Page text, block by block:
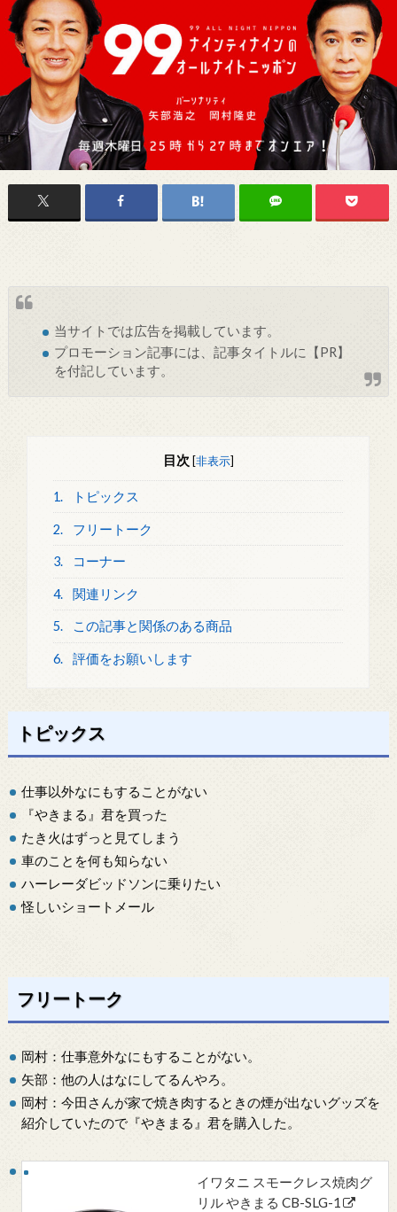
当サイトでは広告を掲載しています。
プロモーション記事には、記事タイトルに【PR】
を付記しています。
目次 [非表示]
1. トピックス
2. フリートーク
3. コーナー
4. 関連リンク
5. この記事と関係のある商品
6. 評価をお願いします
トピックス
仕事以外なにもすることがない
『やきまる』君を買った
たき火はずっと見てしまう
車のことを何も知らない
ハーレーダビッドソンに乗りたい
怪しいショートメール
フリートーク
岡村：仕事意外なにもすることがない。
矢部：他の人はなにしてるんやろ。
岡村：今田さんが家で焼き肉するときの煙が出ないグッズを
紹介していたので『やきまる』君を購入した。
イワタニ スモークレス焼肉グ
リル やきまる CB-SLG-1